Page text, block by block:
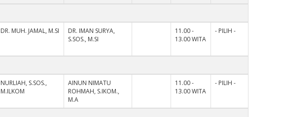
DR. MUH. JAMAL, M.SI
DR. IMAN SURYA,
S.SOS., M.SI
11.00 -
13.00 WITA
- PILIH -
NURLIAH, S.SOS.,
M.ILKOM
AINUN NIMATU
ROHMAH, S.IKOM.,
M.A
11.00 -
13.00 WITA
- PILIH -